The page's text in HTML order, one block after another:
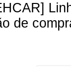
de